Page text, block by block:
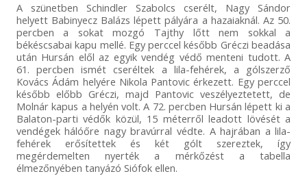
A szünetben Schindler Szabolcs cserélt, Nagy Sándor
helyett Babinyecz Balázs lépett pályára a hazaiaknál. Az 50.
percben a sokat mozgó Tajthy lőtt nem sokkal a
békéscsabai kapu mellé. Egy perccel később Gréczi beadása
után Hursán elől az egyik vendég védő menteni tudott. A
61. percben ismét cseréltek a lila-fehérek, a gólszerző
Kovács Ádám helyére Nikola Pantovic érkezett. Egy perccel
később előbb Gréczi, majd Pantovic veszélyeztetett, de
Molnár kapus a helyén volt. A 72. percben Hursán lépett ki a
Balaton-parti védők közül, 15 méterről leadott lövését a
vendégek hálóőre nagy bravúrral védte. A hajrában a lila-
fehérek erősítettek és két gólt szereztek, így
megérdemelten nyerték a mérkőzést a tabella
élmezőnyében tanyázó Siófok ellen.